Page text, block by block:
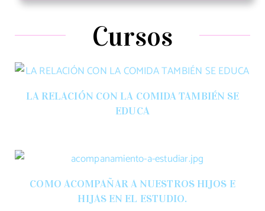
Cursos
LA RELACIÓN CON LA COMIDA TAMBIÉN SE
EDUCA
COMO ACOMPAÑAR A NUESTROS HIJOS E
HIJAS EN EL ESTUDIO.